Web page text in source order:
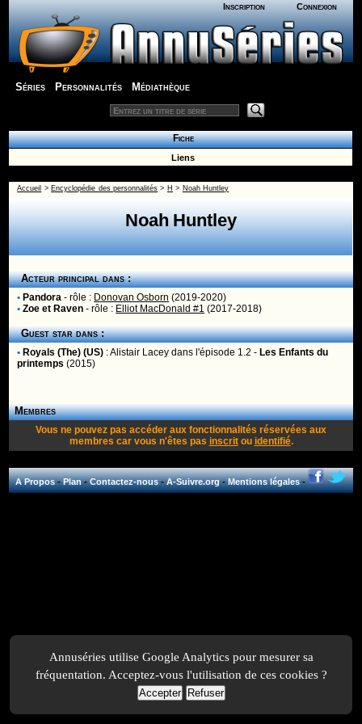
Inscription Connexion
Séries Personnalités Médiathèque
Fiche
Liens
Accueil > Encyclopédie des personnalités > H > Noah Huntley
Noah Huntley
Acteur principal dans :
• Pandora - rôle : Donovan Osborn (2019-2020)
• Zoe et Raven - rôle : Elliot MacDonald #1 (2017-2018)
Guest star dans :
• Royals (The) (US) :Alistair Lacey dans l'épisode 1.2 - Les Enfants du
printemps (2015)
Membres
Vous ne pouvez pas accéder aux fonctionnalités réservées aux
membres car vous n'êtes pas inscritou identifié.
A Propos-Plan-Contactez-nous-A-Suivre.org-Mentions légales-
Annuséries utilise Google Analytics pour mesurer sa
fréquentation. Acceptez-vous l'utilisation de ces cookies ?
Accepter Refuser